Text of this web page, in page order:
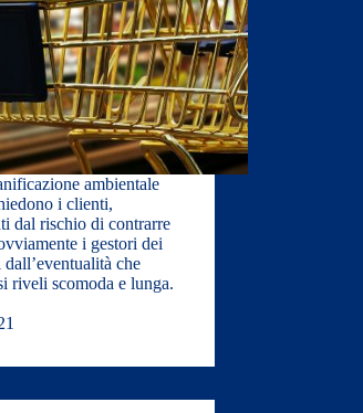
ambientale
i clienti,
dal rischio di contrarre
i gestori dei
che
riveli scomoda e lunga.